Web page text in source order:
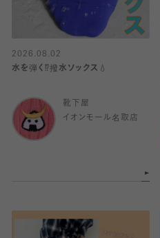
2026.08.02
水を弾く⁉️撥水ソックス💧
靴下屋
イオンモール名取店